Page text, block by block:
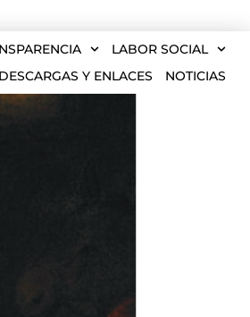
LABOR SOCIAL
DESCARGAS Y ENLACES
NOTICIAS